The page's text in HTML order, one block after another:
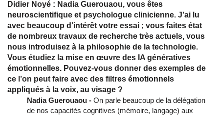
Didier Noyé : Nadia Guerouaou, vous êtes
neuroscientifique et psychologue clinicienne. J’ai lu
avec beaucoup d’intérêt votre essai ; vous faites état
de nombreux travaux de recherche très actuels, vous
nous introduisez à la philosophie de la technologie.
Vous étudiez la mise en œuvre des IA génératives
émotionnelles. Pouvez-vous donner des exemples de
ce l’on peut faire avec des filtres émotionnels
appliqués à la voix, au visage ?
Nadia Guerouaou - On parle beaucoup de la délégation
de nos capacités cognitives (mémoire, langage) aux